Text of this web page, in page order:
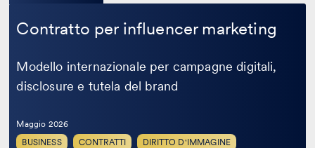
Contratto per influencer marketing
Contratto
per
influencer
Modello internazionale per campagne digitali,
disclosure e tutela del brand
Maggio 2026
BUSINESS
CONTRATTI DIRITTO D'IMMAGINE